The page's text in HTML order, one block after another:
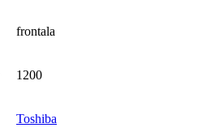
frontala
1200
Toshiba